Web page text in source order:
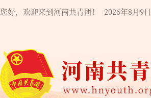
您好，欢迎来到河南共青团！ 2026年8月9日